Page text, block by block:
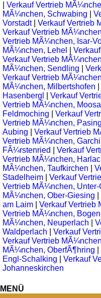
Verkauf Vertrieb
MÃ¼nchen, Schwabing
Vorstadt
Verkauf Vertrieb
Verkauf Vertrieb
Vertrieb MÃ¼nchen, Isar-
MÃ¼nchen, Lehel
Verkauf Vertrieb
MÃ¼nchen, Sendling
Verkauf Vertrieb
MÃ¼nchen, Milbertshofen
Hasenbergl
Verkauf
Vertrieb MÃ¼nchen,
Feldmoching
Verkauf
Vertrieb MÃ¼nchen, Pasing
Aubing
Verkauf Vertrieb
Vertrieb MÃ¼nchen,
FÃ¼rstenried
Verkauf
Vertrieb MÃ¼nchen,
MÃ¼nchen, Taufkirchen
Stadelheim
Verkauf
Vertrieb MÃ¼nchen, Unter-
MÃ¼nchen, Ober-Giesing
am Laim
Verkauf Vertrieb
Vertrieb MÃ¼nchen,
MÃ¼nchen, Neuperlach
Waldperlach
Verkauf
Verkauf Vertrieb
MÃ¼nchen, OberfÃ¶hring
Engl-Schalking
Verkauf
Johanneskirchen
MENÜ